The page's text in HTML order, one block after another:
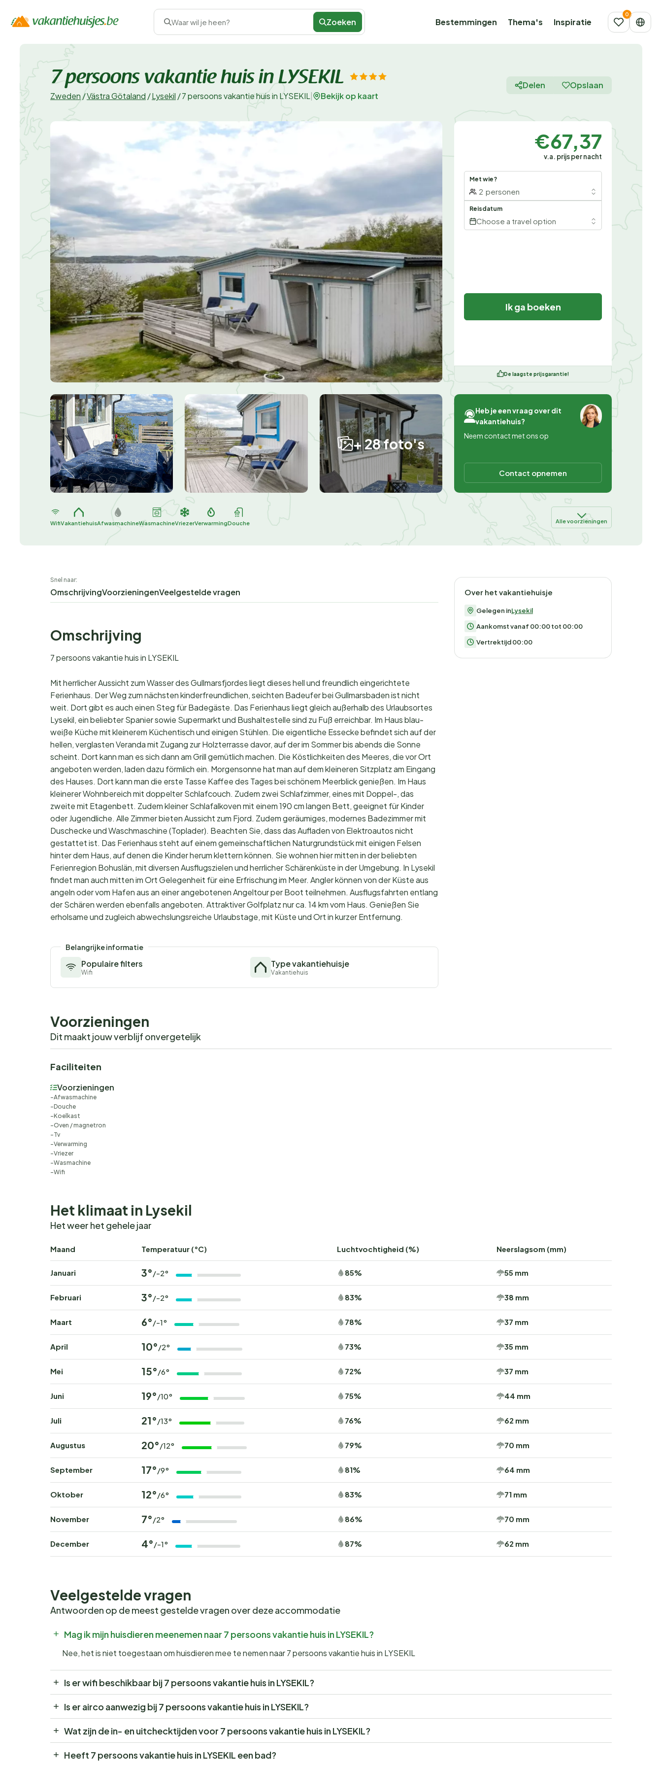
Waar wil je heen? Zoeken Bestemmingen Thema's Inspiratie
7 persoons vakantie huis in LYSEKIL
Zweden /Västra Götaland /Lysekil /7 persoons vakantie huis in LYSEKIL Bekijk op kaart
Delen Opslaan
+ 28 foto's
€67,37
v.a. prijs per nacht
Met wie?
2 personen
Reisdatum
Choose a travel option
Ik ga boeken
De laagste prijsgarantie!
Heb je een vraag over dit
vakantiehuis?
Neem contact met ons op
Contact opnemen
WifiVakantiehuisAfwasmachineWasmachineVriezerVerwarmingDouche Alle voorzieningen
Snel naar:
OmschrijvingVoorzieningenVeelgestelde vragen
Omschrijving
7 persoons vakantie huis in LYSEKIL
Mit herrlicher Aussicht zum Wasser des Gullmarsfjordes liegt dieses hell und freundlich eingerichtete
Ferienhaus. Der Weg zum nächsten kinderfreundlichen, seichten Badeufer bei Gullmarsbaden ist nicht
weit. Dort gibt es auch einen Steg für Badegäste. Das Ferienhaus liegt gleich außerhalb des Urlaubsortes
Lysekil, ein beliebter Spanier sowie Supermarkt und Bushaltestelle sind zu Fuß erreichbar. Im Haus blau-
weiße Küche mit kleinerem Küchentisch und einigen Stühlen. Die eigentliche Essecke befindet sich auf der
hellen, verglasten Veranda mit Zugang zur Holzterrasse davor, auf der im Sommer bis abends die Sonne
scheint. Dort kann man es sich dann am Grill gemütlich machen. Die Köstlichkeiten des Meeres, die vor Ort
angeboten werden, laden dazu förmlich ein. Morgensonne hat man auf dem kleineren Sitzplatz am Eingang
des Hauses. Dort kann man die erste Tasse Kaffee des Tages bei schönem Meerblick genießen. Im Haus
kleinerer Wohnbereich mit doppelter Schlafcouch. Zudem zwei Schlafzimmer, eines mit Doppel-, das
zweite mit Etagenbett. Zudem kleiner Schlafalkoven mit einem 190 cm langen Bett, geeignet für Kinder
oder Jugendliche. Alle Zimmer bieten Aussicht zum Fjord. Zudem geräumiges, modernes Badezimmer mit
Duschecke und Waschmaschine (Toplader). Beachten Sie, dass das Aufladen von Elektroautos nicht
gestattet ist. Das Ferienhaus steht auf einem gemeinschaftlichen Naturgrundstück mit einigen Felsen
hinter dem Haus, auf denen die Kinder herum klettern können. Sie wohnen hier mitten in der beliebten
Ferienregion Bohuslän, mit diversen Ausflugszielen und herrlicher Schärenküste in der Umgebung. In Lysekil
findet man auch mitten im Ort Gelegenheit für eine Erfrischung im Meer. Angler können von der Küste aus
angeln oder vom Hafen aus an einer angebotenen Angeltour per Boot teilnehmen. Ausflugsfahrten entlang
der Schären werden ebenfalls angeboten. Attraktiver Golfplatz nur ca. 14 km vom Haus. Genießen Sie
erholsame und zugleich abwechslungsreiche Urlaubstage, mit Küste und Ort in kurzer Entfernung.
Belangrijke informatie
Populaire filters
Wifi
Type vakantiehuisje
Vakantiehuis
Over het vakantiehuisje
Gelegen inLysekil
Aankomst vanaf 00:00 tot 00:00
Vertrektijd 00:00
Voorzieningen
Dit maakt jouw verblijf onvergetelijk
Faciliteiten
Voorzieningen
Afwasmachine
Douche
Koelkast
Oven / magnetron
Tv
Verwarming
Vriezer
Wasmachine
Wifi
Het klimaat in Lysekil
Het weer het gehele jaar
Maand Temperatuur (°C) Luchtvochtigheid (%) Neerslagsom (mm)
Januari 3° /-2° 85% 55 mm
Februari 3° /-2° 83% 38 mm
Maart 6° /-1° 78% 37 mm
April 10° /2° 73% 35 mm
Mei 15° /6° 72% 37 mm
Juni 19° /10° 75% 44 mm
Juli 21° /13° 76% 62 mm
Augustus 20° /12° 79% 70 mm
September 17° /9° 81% 64 mm
Oktober 12° /6° 83% 71 mm
November 7° /2° 86% 70 mm
December 4° /-1° 87% 62 mm
Veelgestelde vragen
Antwoorden op de meest gestelde vragen over deze accommodatie
Mag ik mijn huisdieren meenemen naar 7 persoons vakantie huis in LYSEKIL?
Nee, het is niet toegestaan om huisdieren mee te nemen naar 7 persoons vakantie huis in LYSEKIL
Is er wifi beschikbaar bij 7 persoons vakantie huis in LYSEKIL?
Is er airco aanwezig bij 7 persoons vakantie huis in LYSEKIL?
Wat zijn de in- en uitchecktijden voor 7 persoons vakantie huis in LYSEKIL?
Heeft 7 persoons vakantie huis in LYSEKIL een bad?